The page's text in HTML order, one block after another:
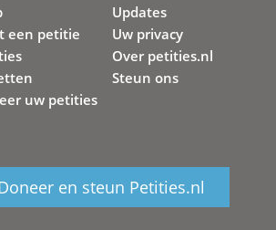
een petitie
uw petities
Updates
Uw privacy
Over petities.nl
Steun ons
en steun Petities.nl